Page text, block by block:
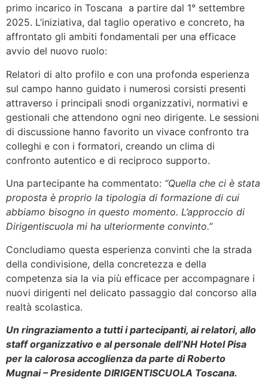
primo incarico in Toscana a partire dal 1° settembre
2025. L’iniziativa, dal taglio operativo e concreto, ha
affrontato gli ambiti fondamentali per una efficace
avvio del nuovo ruolo:
Relatori di alto profilo e con una profonda esperienza
sul campo hanno guidato i numerosi corsisti presenti
attraverso i principali snodi organizzativi, normativi e
gestionali che attendono ogni neo dirigente. Le sessioni
di discussione hanno favorito un vivace confronto tra
colleghi e con i formatori, creando un clima di
confronto autentico e di reciproco supporto.
Una partecipante ha commentato: “Quella che ci è stata
proposta è proprio la tipologia di formazione di cui
abbiamo bisogno in questo momento. L’approccio di
Dirigentiscuola mi ha ulteriormente convinto.”
Concludiamo questa esperienza convinti che la strada
della condivisione, della concretezza e della
competenza sia la via più efficace per accompagnare i
nuovi dirigenti nel delicato passaggio dal concorso alla
realtà scolastica.
Un ringraziamento a tutti i partecipanti, ai relatori, allo
staff organizzativo e al personale dell’NH Hotel Pisa
per la calorosa accoglienza da parte di Roberto
Mugnai – Presidente DIRIGENTISCUOLA Toscana.